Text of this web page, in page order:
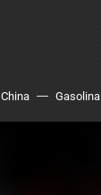
China Gasolina